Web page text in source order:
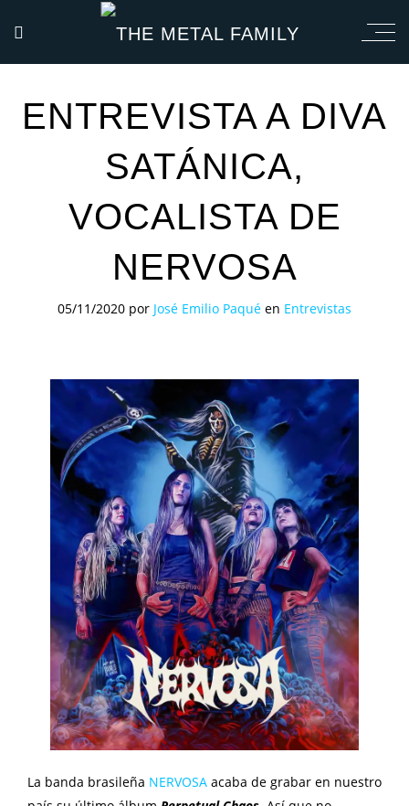
ENTREVISTA A DIVA
SATÁNICA,
VOCALISTA DE
NERVOSA
05/11/2020 por José Emilio Paqué en Entrevistas
La banda brasileña NERVOSA acaba de grabar en nuestro